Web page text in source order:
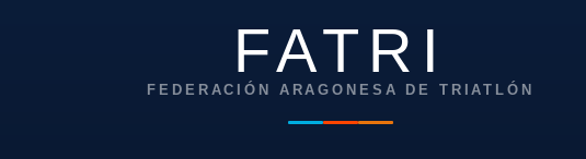
FATRI
FEDERACIÓN ARAGONESA DE TRIATLÓN